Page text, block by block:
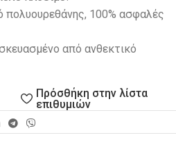
100% ασφαλές
από ανθεκτικό
Πρόσθήκη στην λίστα
επιθυμιών